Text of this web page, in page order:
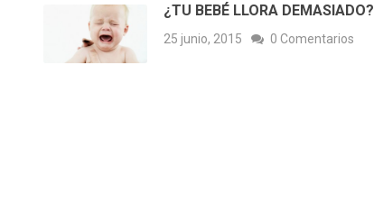
¿TU BEBÉ LLORA DEMASIADO?
25 junio, 2015 0 Comentarios